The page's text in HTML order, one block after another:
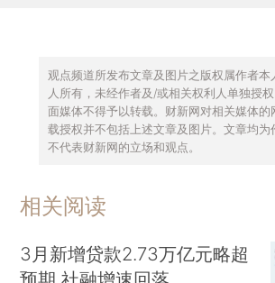
观点频道所发布文章及图片之版权属作者本
人所有，未经作者及/或相关权利人单独授
面媒体不得予以转载。财新网对相关媒体的
载授权并不包括上述文章及图片。文章均为
不代表财新网的立场和观点。
相关阅读
3月新增贷款2.73万亿元略超